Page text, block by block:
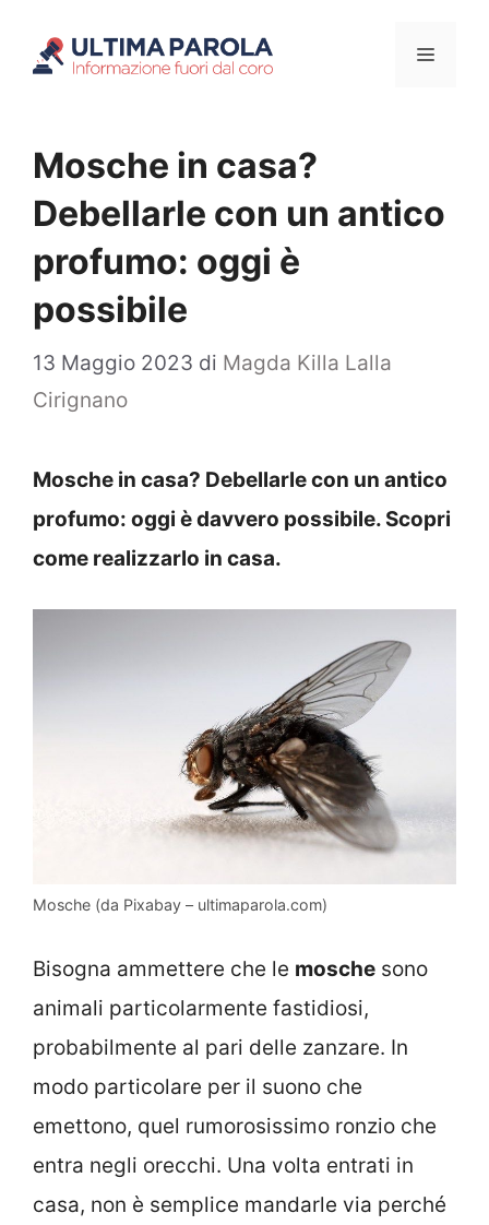
Menu
Mosche in casa?
Debellarle con un antico
profumo: oggi è
possibile
13 Maggio 2023 di Magda Killa Lalla
Cirignano
Mosche in casa? Debellarle con un antico
profumo: oggi è davvero possibile. Scopri
come realizzarlo in casa.
Mosche (da Pixabay – ultimaparola.com)
Bisogna ammettere che le mosche sono
animali particolarmente fastidiosi,
probabilmente al pari delle zanzare. In
modo particolare per il suono che
emettono, quel rumorosissimo ronzio che
entra negli orecchi. Una volta entrati in
casa, non è semplice mandarle via perché